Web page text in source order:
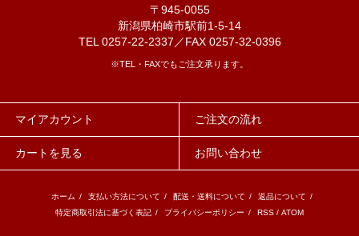
〒945-0055
新潟県柏崎市駅前1-5-14
TEL 0257-22-2337／FAX 0257-32-0396
※TEL・FAXでもご注文承ります。
マイアカウント ご注文の流れ
カートを見る お問い合わせ
ホーム / 支払い方法について / 配送・送料について / 返品について /
特定商取引法に基づく表記 / プライバシーポリシー / RSS / ATOM